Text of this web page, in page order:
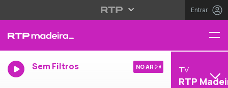
Entrar
Sem Filtros NO AR TV
RTP